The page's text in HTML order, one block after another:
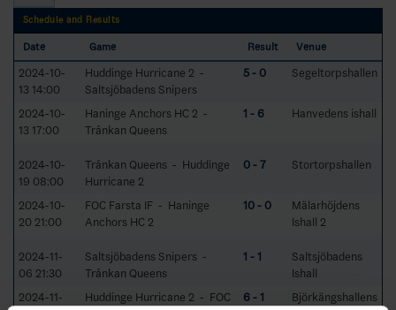
Schedule and Results
Date Game Result Venue
2024-10-
13 14:00
Huddinge Hurricane 2 -
Saltsjöbadens Snipers
5 - 0 Segeltorpshallen
2024-10-
13 17:00
Haninge Anchors HC 2 -
Trånkan Queens
1 - 6 Hanvedens ishall
2024-10-
19 08:00
Trånkan Queens - Huddinge
Hurricane 2
0 - 7 Stortorpshallen
2024-10-
20 21:00
FOC Farsta IF - Haninge
Anchors HC 2
10 - 0
Mälarhöjdens
Ishall 2
2024-11-
06 21:30
Saltsjöbadens Snipers -
Trånkan Queens
1 - 1
Saltsjöbadens
Ishall
2024-11-
Huddinge Hurricane 2 - FOC
6 - 1
Björkängshallens